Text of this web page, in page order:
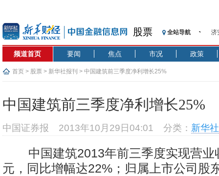
股票 全站导航
济
【
基
恒
频道首页 要闻 焦点 市况 政策
首页 > 股票 > 新华社报刊 > 中国建筑前三季度净利增长25%
中国建筑前三季度净利增长25%
中国证券报 2013年10月29日04:01 分类： 新华
中国建筑2013年前三季度实现营业
元，同比增幅达22%；归属上市公司股